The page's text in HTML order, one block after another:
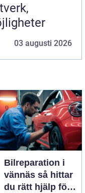
03 augusti 2026
Bilreparation i
vännäs så hittar
du rätt hjälp för